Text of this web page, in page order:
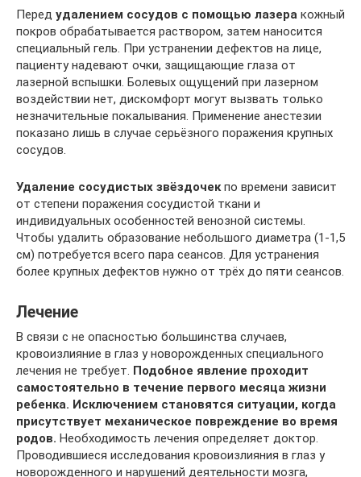
Перед удалением сосудов с помощью лазера кожный
покров обрабатывается раствором, затем наносится
специальный гель. При устранении дефектов на лице,
пациенту надевают очки, защищающие глаза от
лазерной вспышки. Болевых ощущений при лазерном
воздействии нет, дискомфорт могут вызвать только
незначительные покалывания. Применение анестезии
показано лишь в случае серьёзного поражения крупных
сосудов.
Удаление сосудистых звёздочекпо времени зависит
от степени поражения сосудистой ткани и
индивидуальных особенностей венозной системы.
Чтобы удалить образование небольшого диаметра (1-1,5
см) потребуется всего пара сеансов. Для устранения
более крупных дефектов нужно от трёх до пяти сеансов.
Лечение
В связи с не опасностью большинства случаев,
кровоизлияние в глаз у новорожденных специального
лечения не требует. Подобное явление проходит
самостоятельно в течение первого месяца жизни
ребенка. Исключением становятся ситуации, когда
присутствует механическое повреждение во время
родов. Необходимость лечения определяет доктор.
Проводившиеся исследования кровоизлияния в глаз у
новорожденного и нарушений деятельности мозга,